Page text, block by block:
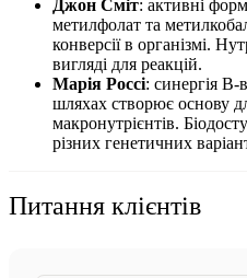
Джон Сміт: активні
метилфолат та
конверсії в організмі.
вигляді для реакцій.
Марія Россі: синергія B-
шляхах створює основу
макронутрієнтів.
різних генетичних
Питання клієнтів